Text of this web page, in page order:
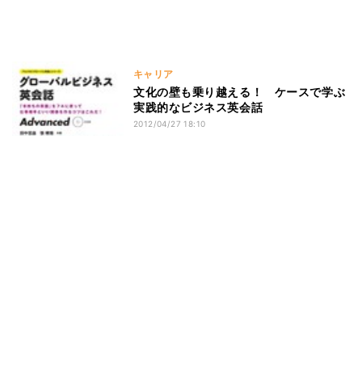
キャリア
文化の壁も乗り越える！ ケースで学ぶ
実践的なビジネス英会話
2012/04/27 18:10